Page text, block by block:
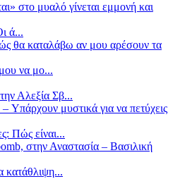
στο μυαλό γίνεται εμμονή και
ά...
θα καταλάβω αν μου αρέσουν τα
να μο...
Αλεξία Σβ...
μυστικά για να πετύχεις
Πώς είναι...
στην Αναστασία – Βασιλική
κατάθλιψη...